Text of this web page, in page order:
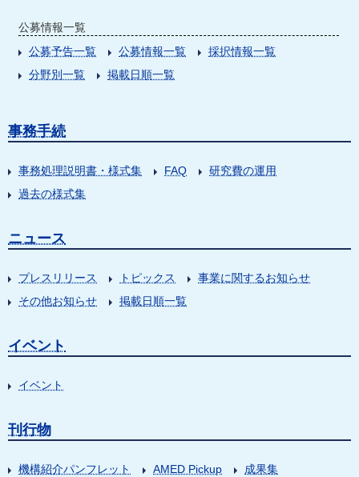
公募情報一覧
公募予告一覧
公募情報一覧
採択情報一覧
分野別一覧
掲載日順一覧
事務手続
事務処理説明書・様式集 FAQ
研究費の運用
過去の様式集
ニュース
プレスリリース トピックス
事業に関するお知らせ
その他お知らせ
掲載日順一覧
イベント
イベント
刊行物
機構紹介パンフレット AMED Pickup
成果集